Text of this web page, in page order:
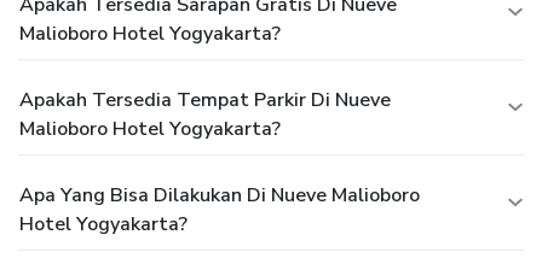
Malioboro Hotel Yogyakarta?
Apakah Tersedia Tempat Parkir Di Nueve
Malioboro Hotel Yogyakarta?
Apa Yang Bisa Dilakukan Di Nueve Malioboro
Hotel Yogyakarta?